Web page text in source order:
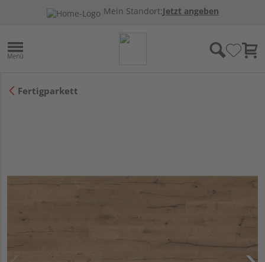
Mein Standort:Jetzt angeben
Fertigparkett